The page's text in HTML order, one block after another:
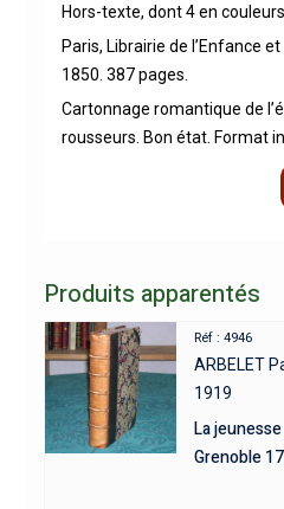
Hors-texte, dont 4 en couleurs.
Paris, Librairie de l’Enfance
1850. 387 pages.
Cartonnage romantique de
rousseurs. Bon état. Format
Produits apparentés
Réf : 4946
ARBELET
1919
La
Grenoble